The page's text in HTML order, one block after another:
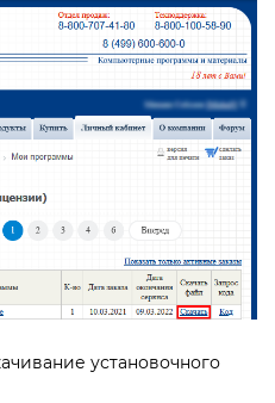
установочного